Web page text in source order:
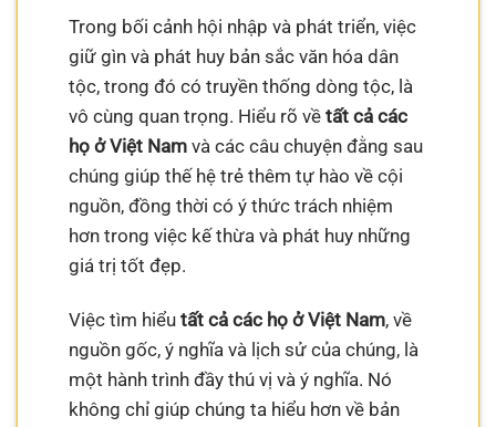
Trong bối cảnh hội nhập và phát triển, việc
giữ gìn và phát huy bản sắc văn hóa dân
tộc, trong đó có truyền thống dòng tộc, là
vô cùng quan trọng. Hiểu rõ vềtất cả các
họ ở Việt Nam và các câu chuyện đằng sau
chúng giúp thế hệ trẻ thêm tự hào về cội
nguồn, đồng thời có ý thức trách nhiệm
hơn trong việc kế thừa và phát huy những
giá trị tốt đẹp.
Việc tìm hiểutất cả các họ ở Việt Nam, về
nguồn gốc, ý nghĩa và lịch sử của chúng, là
một hành trình đầy thú vị và ý nghĩa. Nó
không chỉ giúp chúng ta hiểu hơn về bản